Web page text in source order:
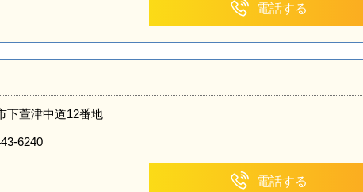
電話する
下萱津中道12番地
6240
電話する